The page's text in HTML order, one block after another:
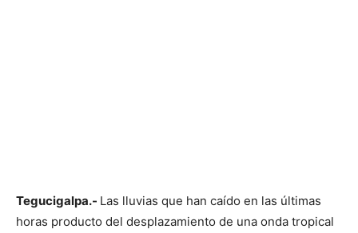
Tegucigalpa.- Las lluvias que han caído en las últimas
horas producto del desplazamiento de una onda tropical